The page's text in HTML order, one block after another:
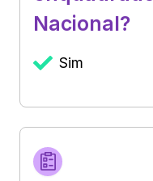
Nacional?
Sim